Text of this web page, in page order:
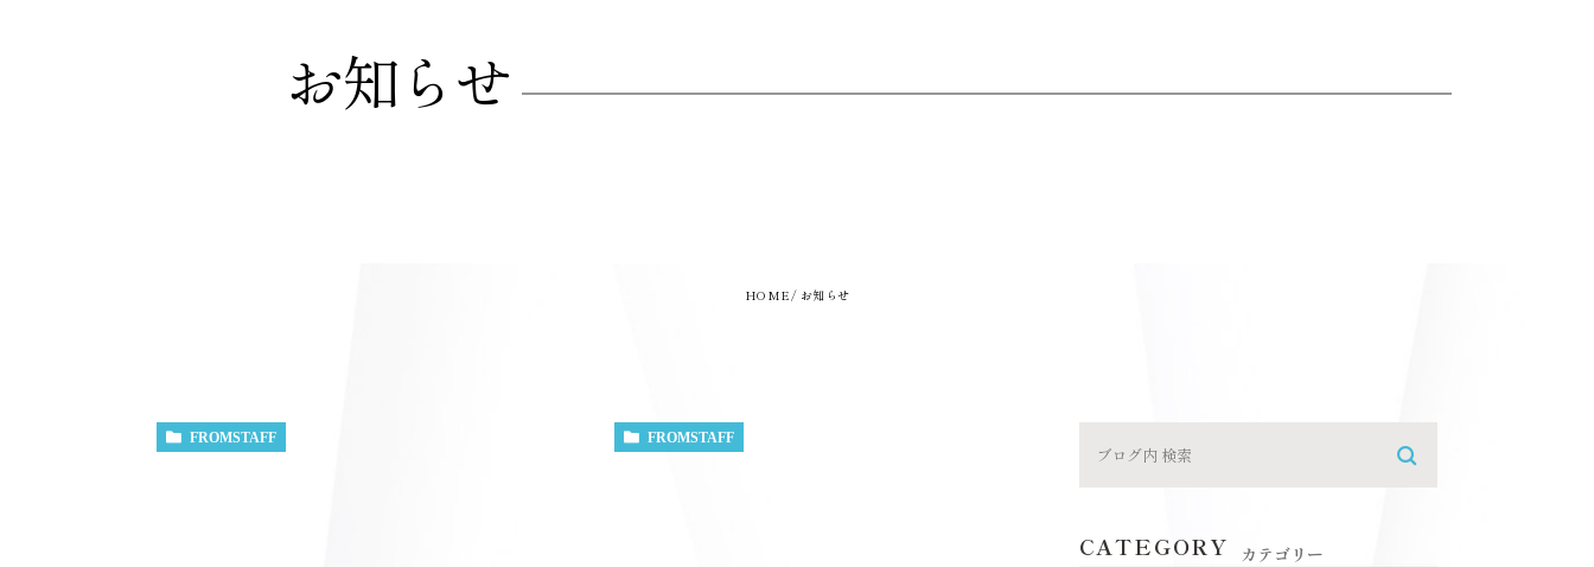
お知らせ
HOME お知らせ
FROMSTAFF FROMSTAFF
CATEGORY カテゴリー